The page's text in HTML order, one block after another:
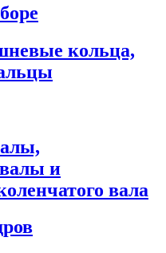
кольца,
и
вала